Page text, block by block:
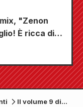
"Zenon
È ricca di
allo
capitolo
Il volume 9 di